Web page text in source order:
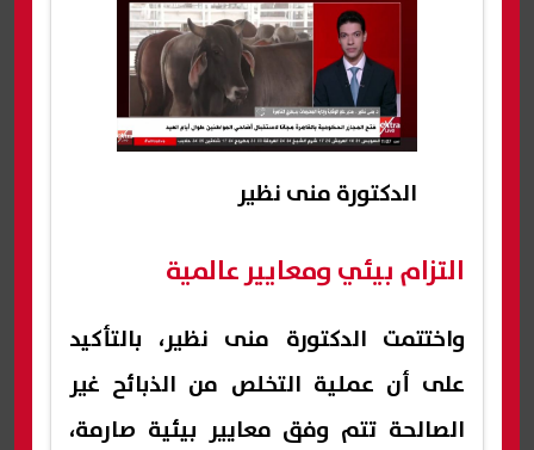
الدكتورة منى نظير
التزام بيئي ومعايير عالمية
واختتمت الدكتورة منى نظير، بالتأكيد
على أن عملية التخلص من الذبائح غير
الصالحة تتم وفق معايير بيئية صارمة،